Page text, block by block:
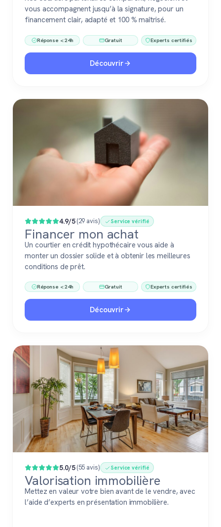
vous accompagnent jusqu’à la signature, pour un
financement clair, adapté et 100 % maîtrisé.
Réponse < 24h Gratuit Experts certifiés
Découvrir
4.9/5(29 avis) Service vérifié
Financer mon achat
Un courtier en crédit hypothécaire vous aide à
monter un dossier solide et à obtenir les meilleures
conditions de prêt.
Réponse < 24h Gratuit Experts certifiés
Découvrir
5.0/5(55 avis) Service vérifié
Valorisation immobilière
Mettez en valeur votre bien avant de le vendre, avec
l’aide d’experts en présentation immobilière.